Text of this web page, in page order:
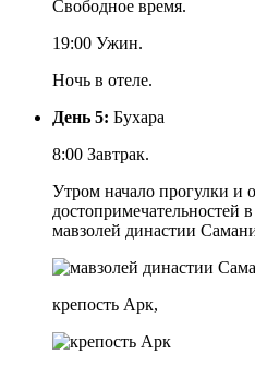
Свободное время.
19:00 Ужин.
Ночь в отеле.
День 5: Бухара
8:00 Завтрак.
Утром начало прогулки и
достопримечательностей
мавзолей династии
крепость Арк,